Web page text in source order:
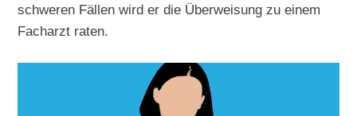
schweren Fällen wird er die Überweisung zu einem
Facharzt raten.